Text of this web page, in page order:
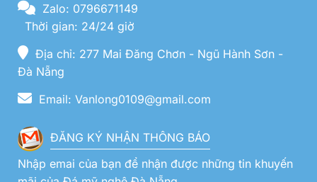
Zalo: 0796671149
Thời gian: 24/24 giờ
Địa chỉ: 277 Mai Đăng Chơn - Ngũ Hành Sơn -
Đà Nẵng
Email: Vanlong0109@gmail.com
ĐĂNG KÝ NHẬN THÔNG BÁO
Nhập emai của bạn để nhận được những tin khuyến